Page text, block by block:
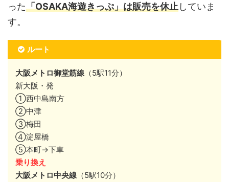
った「OSAKA海遊きっぷ」は販売を休止していま
す。
ルート
大阪メトロ御堂筋線 （5駅11分）
新大阪・発
①西中島南方
②中津
③梅田
④淀屋橋
⑤本町→下車
乗り換え
大阪メトロ中央線 （5駅10分）